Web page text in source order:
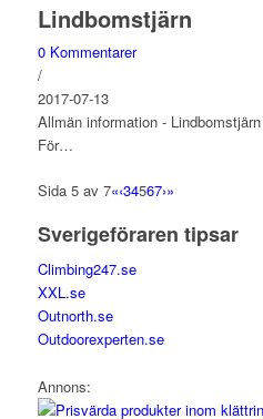
Lindbomstjärn
0 Kommentarer
/
2017-07-13
Allmän information -
För…
Sida 5 av 7«‹34567›»
Sverigeföraren tipsar
Climbing247.se
XXL.se
Outnorth.se
Outdoorexperten.se
Annons: